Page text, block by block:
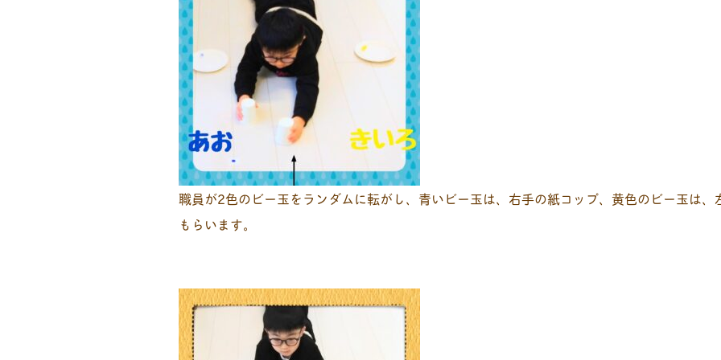
職員が2色のビー玉をランダムに転がし、青いビー玉は、右手の紙コップ、黄色のビー玉は、
もらいます。